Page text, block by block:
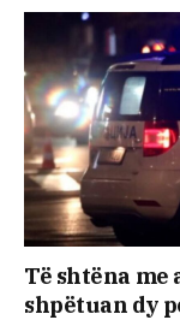
Të shtëna
shpëtuan dy